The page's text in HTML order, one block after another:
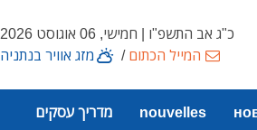
כ"ג אב התשפ"ו | חמישי, 06 אוגוסט 2026
המייל הכתום/ מזג אוויר בנתניה
nouvelles מדריך עסקים